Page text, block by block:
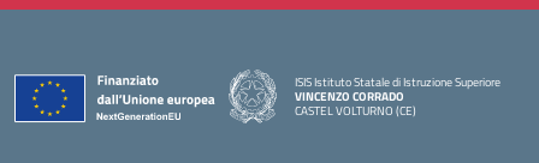
ISIS Istituto Statale di Istruzione Superiore
VINCENZO CORRADO
CASTEL VOLTURNO (CE)